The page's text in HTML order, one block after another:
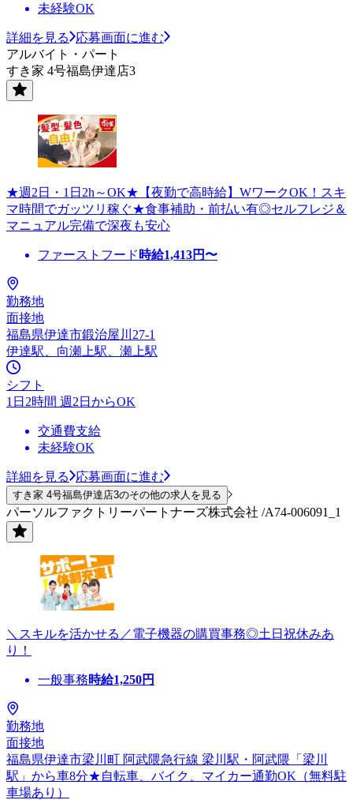
未経験OK
詳細を見る
応募画面に進む
アルバイト・パート
すき家 4号福島伊達店3
★週2日・1日2h～OK★【夜勤で高時給】WワークOK！スキ
マ時間でガッツリ稼ぐ★食事補助・前払い有◎セルフレジ＆
マニュアル完備で深夜も安心
ファーストフード 時給1,413円〜
勤務地
面接地
福島県伊達市鍛治屋川27-1
伊達駅、向瀬上駅、瀬上駅
シフト
1日2時間 週2日からOK
交通費支給
未経験OK
詳細を見る 応募画面に進む
すき家 4号福島伊達店3のその他の求人を見る
パーソルファクトリーパートナーズ株式会社 /A74-006091_1
＼スキルを活かせる／電子機器の購買事務◎土日祝休みあ
り！
一般事務時給1,250円
勤務地
面接地
福島県伊達市梁川町 阿武隈急行線 梁川駅・阿武隈「梁川
駅」から車8分★自転車、バイク、マイカー通勤OK（無料駐
車場あり）